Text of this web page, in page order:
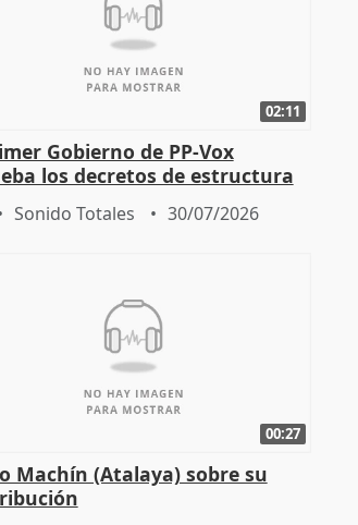
02:11
Gobierno de PP-Vox
los decretos de estructura
consejerías
Sonido Totales 30/07/2026
00:27
Machín (Atalaya) sobre su